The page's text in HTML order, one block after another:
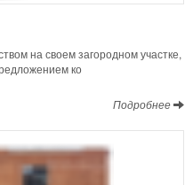
на своем загородном участке,
ко
Подробнее